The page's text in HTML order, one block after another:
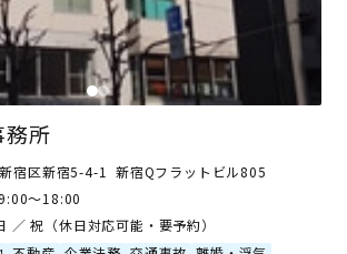
務所
宿区新宿5-4-1 新宿Qフラットビル805
～18:00
／ 祝（休日対応可能・要予約）